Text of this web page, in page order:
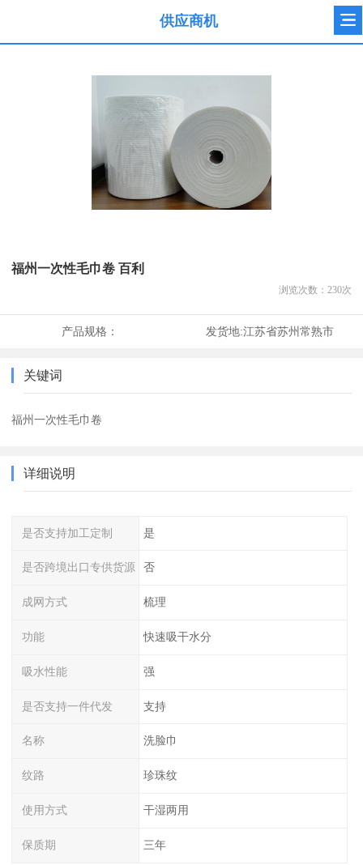
供应商机
福州一次性毛巾卷 百利
浏览次数： 230次
产品规格： 发货地:江苏省苏州常熟市
关键词
福州一次性毛巾卷
详细说明
是否支持加工定制 是
是否跨境出口专供货源 否
成网方式 梳理
功能 快速吸干水分
吸水性能 强
是否支持一件代发 支持
名称 洗脸巾
纹路 珍珠纹
使用方式 干湿两用
保质期 三年